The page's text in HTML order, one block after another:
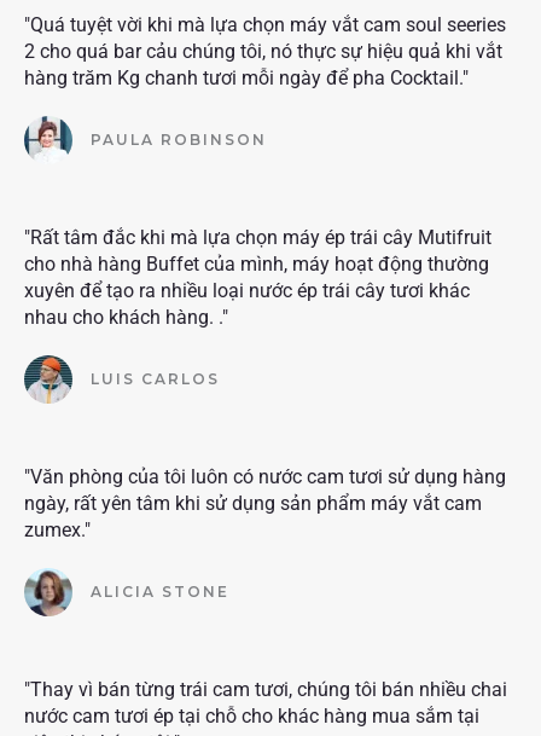
"Quá tuyệt vời khi mà lựa chọn máy vắt cam soul seeries
2 cho quá bar cảu chúng tôi, nó thực sự hiệu quả khi vắt
hàng trăm Kg chanh tươi mỗi ngày để pha Cocktail."
PAULA ROBINSON
"Rất tâm đắc khi mà lựa chọn máy ép trái cây Mutifruit
cho nhà hàng Buffet của mình, máy hoạt động thường
xuyên để tạo ra nhiều loại nước ép trái cây tươi khác
nhau cho khách hàng. ."
LUIS CARLOS
"Văn phòng của tôi luôn có nước cam tươi sử dụng hàng
ngày, rất yên tâm khi sử dụng sản phẩm máy vắt cam
zumex."
ALICIA STONE
"Thay vì bán từng trái cam tươi, chúng tôi bán nhiều chai
nước cam tươi ép tại chỗ cho khác hàng mua sắm tại